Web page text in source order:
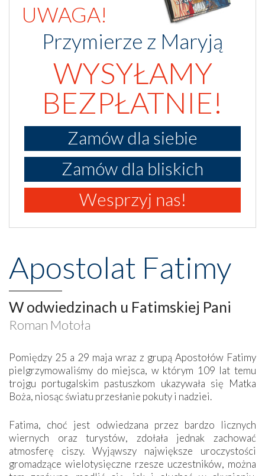
UWAGA!
Przymierze z Maryją
WYSYŁAMY
BEZPŁATNIE!
Zamów dla siebie
Zamów dla bliskich
Wesprzyj nas!
Apostolat Fatimy
W odwiedzinach u Fatimskiej Pani
Roman Motoła
Pomiędzy 25 a 29 maja wraz z grupą Apostołów Fatimy
pielgrzymowaliśmy do miejsca, w którym 109 lat temu
trojgu portugalskim pastuszkom ukazywała się Matka
Boża, niosąc światu przesłanie pokuty i nadziei.
Fatima, choć jest odwiedzana przez bardzo licznych
wiernych oraz turystów, zdołała jednak zachować
atmosferę ciszy. Wyjąwszy największe uroczystości
gromadzące wielotysięczne rzesze uczestników, można